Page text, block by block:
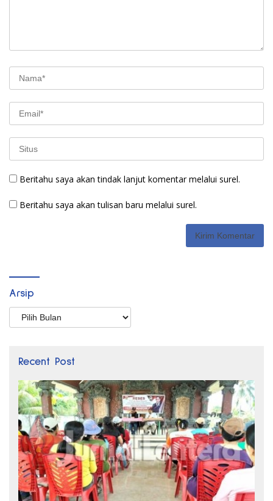
Beritahu saya akan tindak lanjut komentar melalui surel.
Beritahu saya akan tulisan baru melalui surel.
Arsip
Arsip
Recent Post